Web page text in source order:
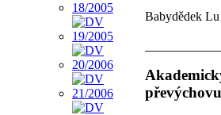
Babydědek Lu